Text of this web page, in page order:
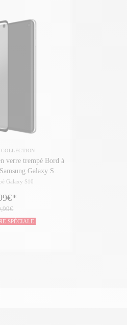
verre trempé Bord à
Galaxy S10,
Galaxy S10
*
SPÉCIALE